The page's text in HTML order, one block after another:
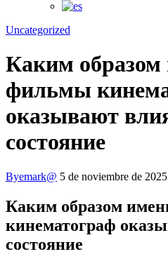
Uncategorized
Каким образом
фильмы
оказывают
состояние
Byemark@ 5 de noviembre de 2025
Каким образом
кинематограф
состояние